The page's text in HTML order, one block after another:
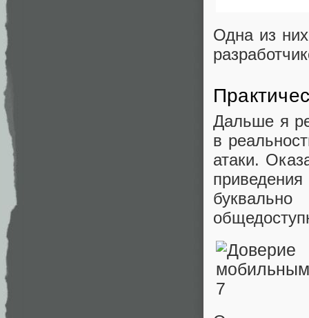
Одна из
Дальше я
в
атаки.